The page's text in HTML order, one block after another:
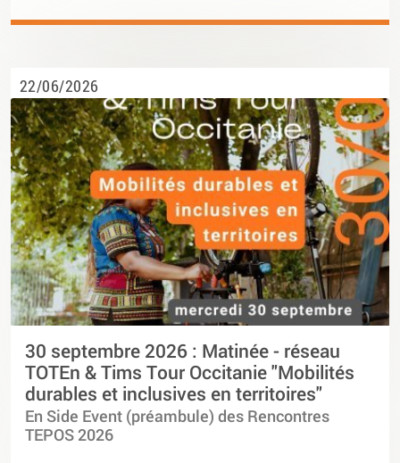
22/06/2026
30 septembre 2026 : Matinée - réseau
TOTEn & Tims Tour Occitanie "Mobilités
durables et inclusives en territoires"
En Side Event (préambule) des Rencontres
TEPOS 2026